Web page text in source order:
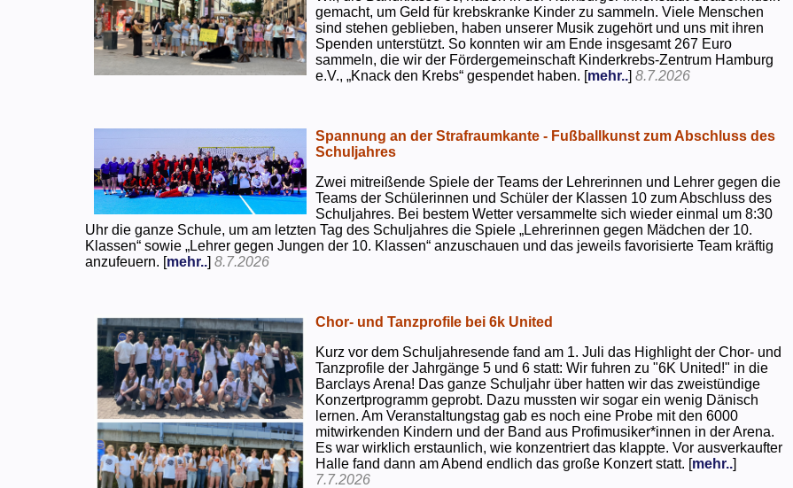
gemacht, um Geld für krebskranke Kinder zu sammeln. Viele Menschen
sind stehen geblieben, haben unserer Musik zugehört und uns mit ihren
Spenden unterstützt. So konnten wir am Ende insgesamt 267 Euro
sammeln, die wir der Fördergemeinschaft Kinderkrebs-Zentrum Hamburg
e.V., „Knack den Krebs“ gespendet haben. [mehr..]8.7.2026
Spannung an der Strafraumkante - Fußballkunst zum Abschluss des
Schuljahres
Zwei mitreißende Spiele der Teams der Lehrerinnen und Lehrer gegen die
Teams der Schülerinnen und Schüler der Klassen 10 zum Abschluss des
Schuljahres. Bei bestem Wetter versammelte sich wieder einmal um 8:30
Uhr die ganze Schule, um am letzten Tag des Schuljahres die Spiele „Lehrerinnen gegen Mädchen der 10.
Klassen“ sowie „Lehrer gegen Jungen der 10. Klassen“ anzuschauen und das jeweils favorisierte Team kräftig
anzufeuern. [mehr..]8.7.2026
Chor- und Tanzprofile bei 6k United
Kurz vor dem Schuljahresende fand am 1. Juli das Highlight der Chor- und
Tanzprofile der Jahrgänge 5 und 6 statt: Wir fuhren zu "6K United!" in die
Barclays Arena! Das ganze Schuljahr über hatten wir das zweistündige
Konzertprogramm geprobt. Dazu mussten wir sogar ein wenig Dänisch
lernen. Am Veranstaltungstag gab es noch eine Probe mit den 6000
mitwirkenden Kindern und der Band aus Profimusiker*innen in der Arena.
Es war wirklich erstaunlich, wie konzentriert das klappte. Vor ausverkaufter
Halle fand dann am Abend endlich das große Konzert statt. [mehr..]
7.7.2026